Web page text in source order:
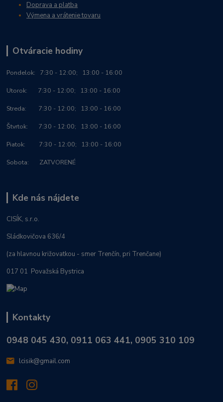
Doprava a platba
Výmena a vrátenie tovaru
Otváracie hodiny
Pondelok: 7:30 - 12:00; 13:00 - 16:00
Utorok: 7:30 - 12:00; 13:00 - 16:00
Streda: 7:30 - 12:00; 13:00 - 16:00
Štvrtok: 7:30 - 12:00; 13:00 - 16:00
Piatok: 7:30 - 12:00; 13:00 - 16:00
Sobota: ZATVORENÉ
Kde nás nájdete
CISÍK, s.r.o.
Sládkovičova 636/4
(za hlavnou križovatkou - smer Trenčín, pri Trenčane)
017 01 Považská Bystrica
Kontakty
0948 045 430, 0911 063 441, 0905 310 109
lcisik@gmail.com